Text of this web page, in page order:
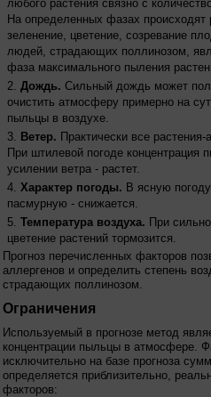
любого растения связно с
На определенных фазах происходят
зеленение, цветение, созревание
людей, страдающих поллинозом,
фаза максимального пыления
Дождь. Сильный дождь может
очистить атмосферу примерно на
пыльцы в воздухе.
Ветер. Практически все
При штилевой погоде
усилении ветра - растет.
Характер погоды. В ясную
пасмурную - снижается.
Температура воздуха. При
цветение растений тормозится.
Прогноз перечисленных факторов
аллергенов и определить степень
страдающих поллинозом.
Ограничения
Используемый в прогнозе метод
концентрации пыльцы в атмосфере.
исключительно на базе прогноза
определяется приблизительно,
факторов: